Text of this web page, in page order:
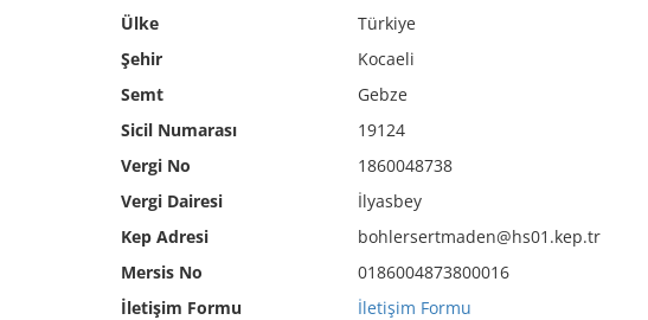
Ülke
Türkiye
Şehir
Kocaeli
Semt
Gebze
Sicil Numarası
19124
Vergi No
1860048738
Vergi Dairesi
İlyasbey
Kep Adresi
bohlersertmaden@hs01.kep.tr
Mersis No
0186004873800016
İletişim Formu
İletişim Formu